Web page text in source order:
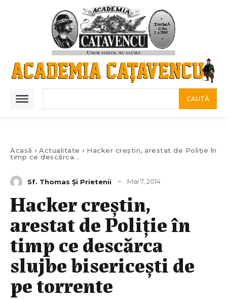
CAUTĂ
Acasă Actualitate
Hacker creștin, arestat de Poliție în
timp ce descărca...
Sf. Thomas Și Prietenii Mai 7, 2014
Hacker creștin,
arestat de Poliție în
timp ce descărca
slujbe bisericești de
pe torrente